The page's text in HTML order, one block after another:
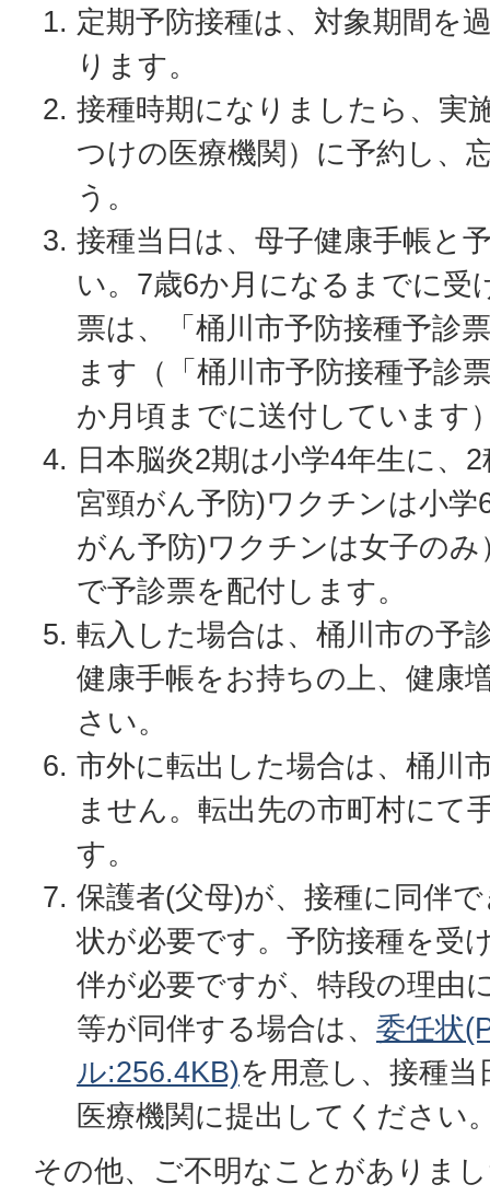
定期予防接種は、対象期間を
ります。
接種時期になりましたら、実
つけの医療機関）に予約し、
う。
接種当日は、母子健康手帳と
い。7歳6か月になるまでに受
票は、「桶川市予防接種予診
ます（「桶川市予防接種予診
か月頃までに送付しています
日本脳炎2期は小学4年生に、
宮頸がん予防)ワクチンは小学
がん予防)ワクチンは女子のみ
で予診票を配付します。
転入した場合は、桶川市の予
健康手帳をお持ちの上、健康
さい。
市外に転出した場合は、桶川
ません。転出先の市町村にて
す。
保護者(父母)が、接種に同伴
状が必要です。予防接種を受
伴が必要ですが、特段の理由
等が同伴する場合は、 委任状
ル:256.4KB)を用意し、接種
医療機関に提出してください
その他、ご不明なことがありま